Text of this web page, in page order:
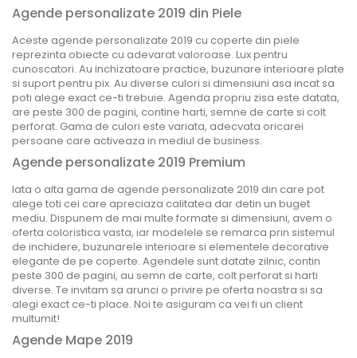
Agende personalizate 2019 din Piele
Aceste agende personalizate 2019 cu coperte din piele
reprezinta obiecte cu adevarat valoroase. Lux pentru
cunoscatori. Au inchizatoare practice, buzunare interioare plate
si suport pentru pix. Au diverse culori si dimensiuni asa incat sa
poti alege exact ce-ti trebuie. Agenda propriu zisa este datata,
are peste 300 de pagini, contine harti, semne de carte si colt
perforat. Gama de culori este variata, adecvata oricarei
persoane care activeaza in mediul de business.
Agende personalizate 2019 Premium
Iata o alta gama de agende personalizate 2019 din care pot
alege toti cei care apreciaza calitatea dar detin un buget
mediu. Dispunem de mai multe formate si dimensiuni, avem o
oferta coloristica vasta, iar modelele se remarca prin sistemul
de inchidere, buzunarele interioare si elementele decorative
elegante de pe coperte. Agendele sunt datate zilnic, contin
peste 300 de pagini, au semn de carte, colt perforat si harti
diverse. Te invitam sa arunci o privire pe oferta noastra si sa
alegi exact ce-ti place. Noi te asiguram ca vei fi un client
multumit!
Agende Mape 2019